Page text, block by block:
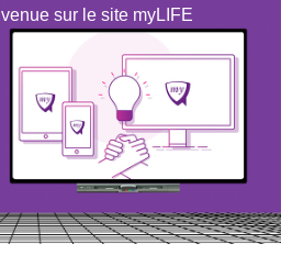
sur le site myLIFE